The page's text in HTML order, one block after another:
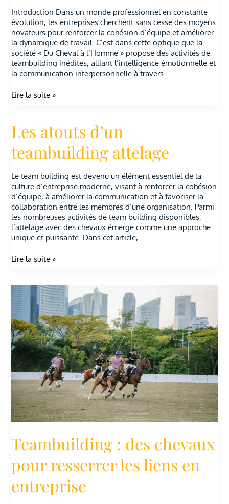
Introduction Dans un monde professionnel en constante
évolution, les entreprises cherchent sans cesse des moyens
novateurs pour renforcer la cohésion d’équipe et améliorer
la dynamique de travail. C’est dans cette optique que la
société « Du Cheval à l’Homme » propose des activités de
teambuilding inédites, alliant l’intelligence émotionnelle et
la communication interpersonnelle à travers
des
Activités
Innovantes
avec
de
Chevaux
Lire la suite »
Les atouts d’un
teambuilding attelage
Le team building est devenu un élément essentiel de la
culture d’entreprise moderne, visant à renforcer la cohésion
d’équipe, à améliorer la communication et à favoriser la
collaboration entre les membres d’une organisation. Parmi
les nombreuses activités de team building disponibles,
l’attelage avec des chevaux émerge comme une approche
unique et puissante. Dans cet article,
Les
atouts
d’un
teambuilding
Lire la suite »
Teambuilding : des chevaux
pour resserrer les liens en
entreprise
Teambuilding
:
des
chevaux
pour
resserrer
les
liens
en
entreprise